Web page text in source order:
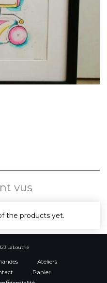
vus
the products yet.
LaLoutrie
Ateliers
Panier